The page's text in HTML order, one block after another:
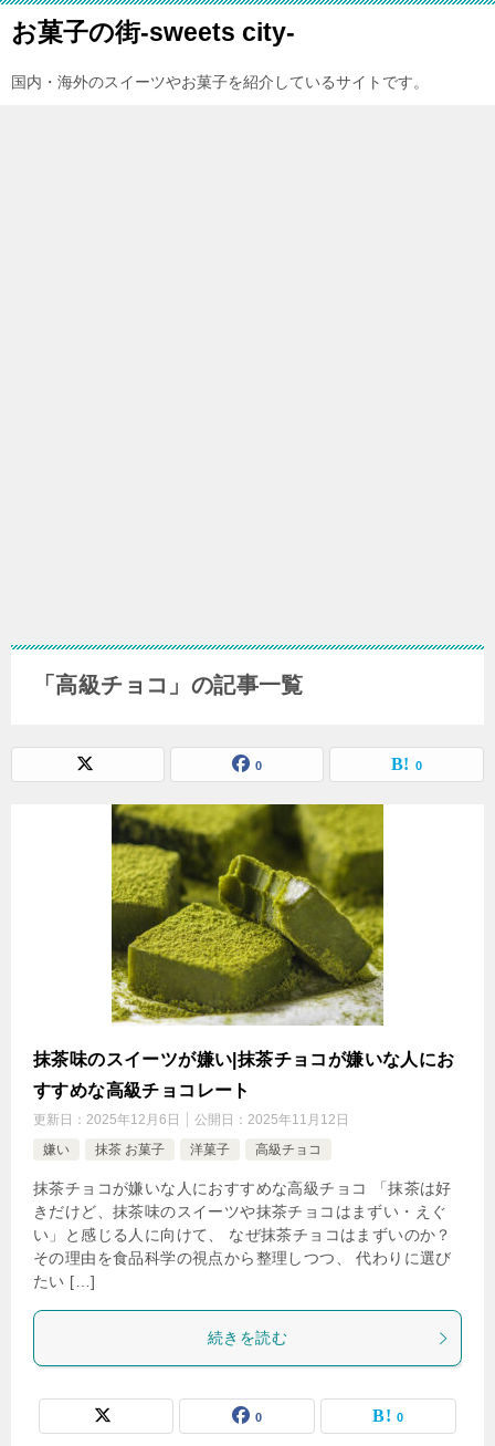
お菓子の街-sweets city-
国内・海外のスイーツやお菓子を紹介しているサイトです。
「高級チョコ」の記事一覧
0 0
抹茶味のスイーツが嫌い|抹茶チョコが嫌いな人にお
すすめな高級チョコレート
更新日： 2025年12月6日 公開日： 2025年11月12日
嫌い
抹茶 お菓子 洋菓子 高級チョコ
抹茶チョコが嫌いな人におすすめな高級チョコ 「抹茶は好
きだけど、抹茶味のスイーツや抹茶チョコはまずい・えぐ
い」と感じる人に向けて、 なぜ抹茶チョコはまずいのか？
その理由を食品科学の視点から整理しつつ、 代わりに選び
たい […]
続きを読む
0 0